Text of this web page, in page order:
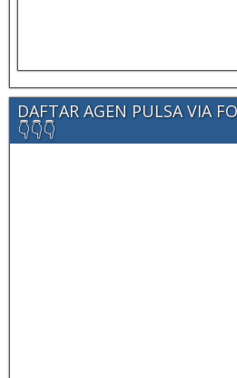
DAFTAR AGEN PULSA VIA
👇👇👇